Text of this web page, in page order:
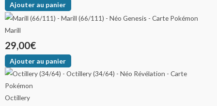
Ajouter au panier
Marill
29,00€
Ajouter au panier
Octillery